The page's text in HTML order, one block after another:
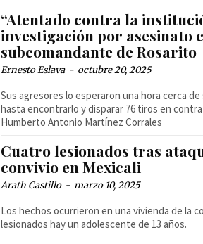
“Atentado contra la
investigación por asesinato
subcomandante de Rosarito
Ernesto Eslava - octubre 20, 2025
Sus agresores lo esperaron una hora cerca
hasta encontrarlo y disparar 76 tiros en
Humberto Antonio Martínez Corrales
Cuatro lesionados tras
convivio en Mexicali
Arath Castillo - marzo 10, 2025
Los hechos ocurrieron en una vivienda de la
lesionados hay un adolescente de 13 años.